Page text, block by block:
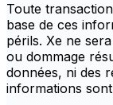
Toute
base de ces
périls. Xe ne
ou dommage
données, ni des
informations